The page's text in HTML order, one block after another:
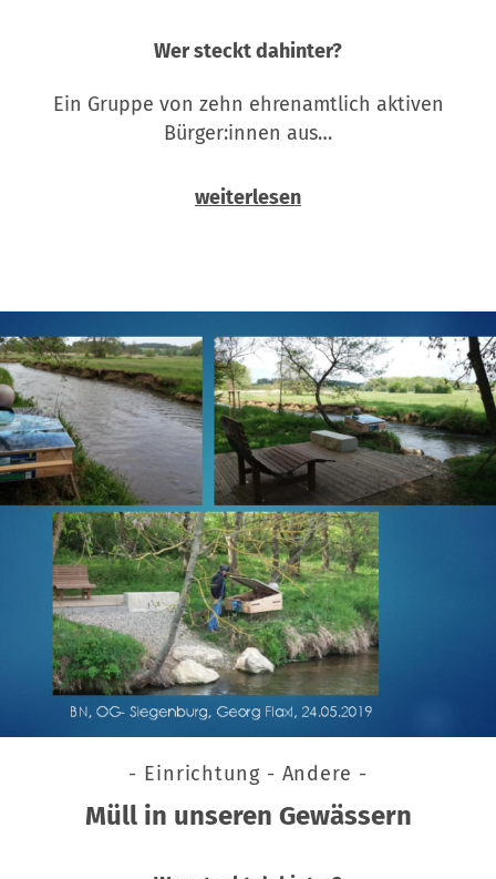
Wer steckt dahinter?
Ein Gruppe von zehn ehrenamtlich aktiven
Bürger:innen aus…
weiterlesen
- Einrichtung - Andere -
Müll in unseren Gewässern